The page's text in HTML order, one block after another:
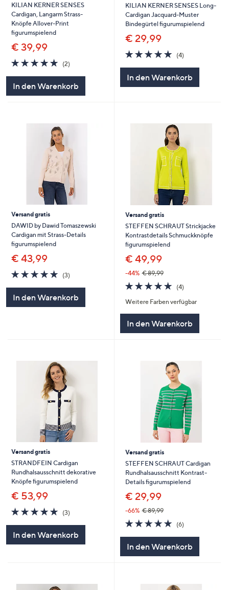
KILIAN KERNER SENSES
Cardigan, Langarm Strass-
Knöpfe Allover-Print
figurumspielend
€ 39,99
5.0
von
5
(2)
In den Warenkorb
KILIAN KERNER SENSES Long-
Cardigan Jacquard-Muster
Bindegürtel figurumspielend
€ 29,99
5.0
von
5
(4)
In den Warenkorb
Versand gratis
DAWID by Dawid Tomaszewski
Cardigan mit Strass-Details
figurumspielend
€ 43,99
5.0
von
(3)
In den Warenkorb
Versand gratis
STEFFEN SCHRAUT Strickjacke
Kontrastdetails Schmuckknöpfe
figurumspielend
€ 49,99
-44% € 89,99
5.0
von
5
(4)
Weitere Farben verfügbar
In den Warenkorb
Versand gratis
STRANDFEIN Cardigan
Rundhalsausschnitt dekorative
Knöpfe figurumspielend
€ 53,99
5.0
von
(3)
In den Warenkorb
Versand gratis
STEFFEN SCHRAUT Cardigan
Rundhalsausschnitt Kontrast-
Details figurumspielend
€ 29,99
-66% € 89,99
5.0
von
5
(6)
In den Warenkorb